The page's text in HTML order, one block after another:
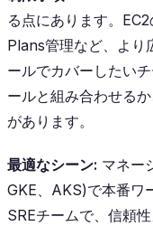
る点にあります。
Plans管理など、より
ールでカバーしたい
ールと組み合わせる
があります。
最適なシーン: マネー
GKE、AKS)で本番ワ
SREチームで、信頼